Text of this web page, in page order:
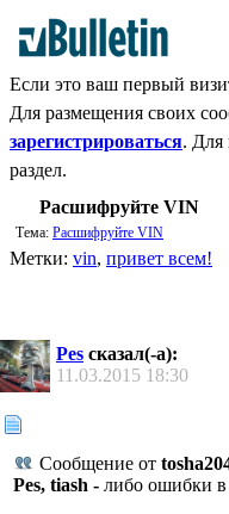
Если это ваш первый
Для размещения своих
зарегистрироваться. Для
раздел.
Расшифруйте VIN
Тема: Расшифруйте VIN
Метки: vin, привет всем!
Pes сказал(-а):
11.03.2015 18:30
Сообщение от
Pes, tiash - либо ошибки в